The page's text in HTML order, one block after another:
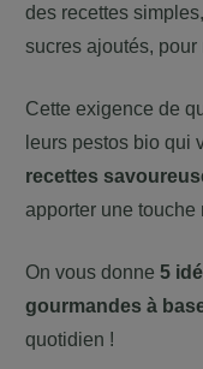
des recettes
sucres ajoutés,
Cette exigence de
leurs pestos bio qui
recettes
apporter une touche
On vous donne 5
gourmandes à
quotidien !